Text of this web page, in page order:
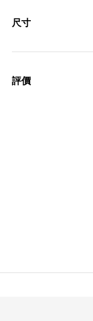
尺寸
評價